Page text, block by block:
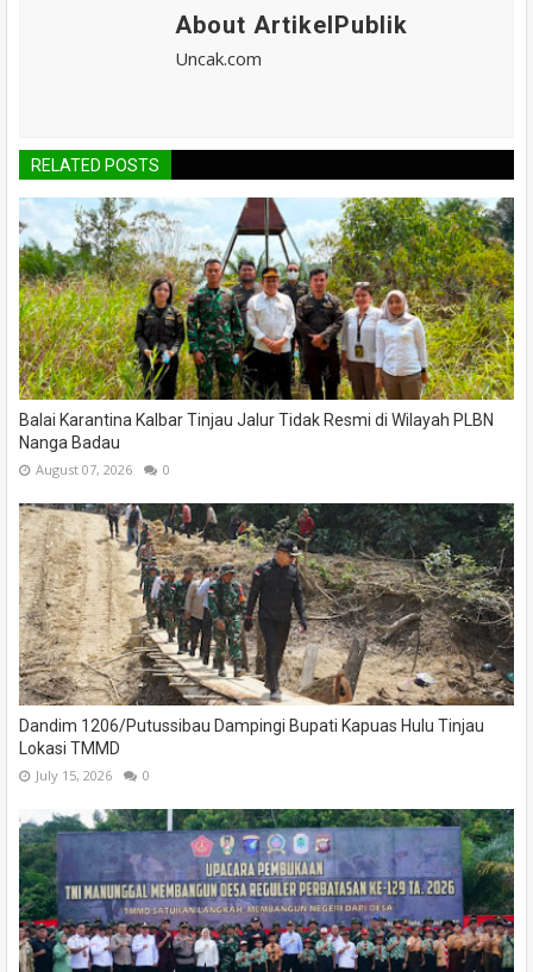
About ArtikelPublik
Uncak.com
RELATED POSTS
Balai Karantina Kalbar Tinjau Jalur Tidak Resmi di Wilayah PLBN
Nanga Badau
August 07, 2026 0
Dandim 1206/Putussibau Dampingi Bupati Kapuas Hulu Tinjau
Lokasi TMMD
July 15, 2026 0